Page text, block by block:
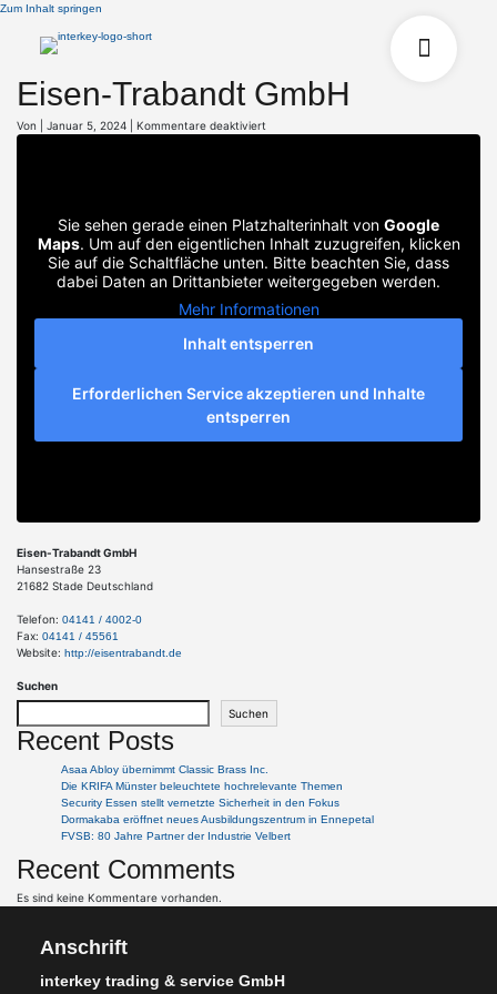
Zum Inhalt springen
Eisen-Trabandt GmbH
Von Januar 5, 2024 Kommentare deaktiviert
Sie sehen gerade einen Platzhalterinhalt von Google
Maps. Um auf den eigentlichen Inhalt zuzugreifen, klicken
Sie auf die Schaltfläche unten. Bitte beachten Sie, dass
dabei Daten an Drittanbieter weitergegeben werden.
Mehr Informationen
Inhalt entsperren
Erforderlichen Service akzeptieren und Inhalte
entsperren
Eisen-Trabandt GmbH
Hansestraße 23
21682 Stade Deutschland
Telefon: 04141 / 4002-0
Fax: 04141 / 45561
Website: http://eisentrabandt.de
Suchen
Suchen
Recent Posts
Asaa Abloy übernimmt Classic Brass Inc.
Die KRIFA Münster beleuchtete hochrelevante Themen
Security Essen stellt vernetzte Sicherheit in den Fokus
Dormakaba eröffnet neues Ausbildungszentrum in Ennepetal
FVSB: 80 Jahre Partner der Industrie Velbert
Recent Comments
Es sind keine Kommentare vorhanden.
Anschrift
interkey trading & service GmbH